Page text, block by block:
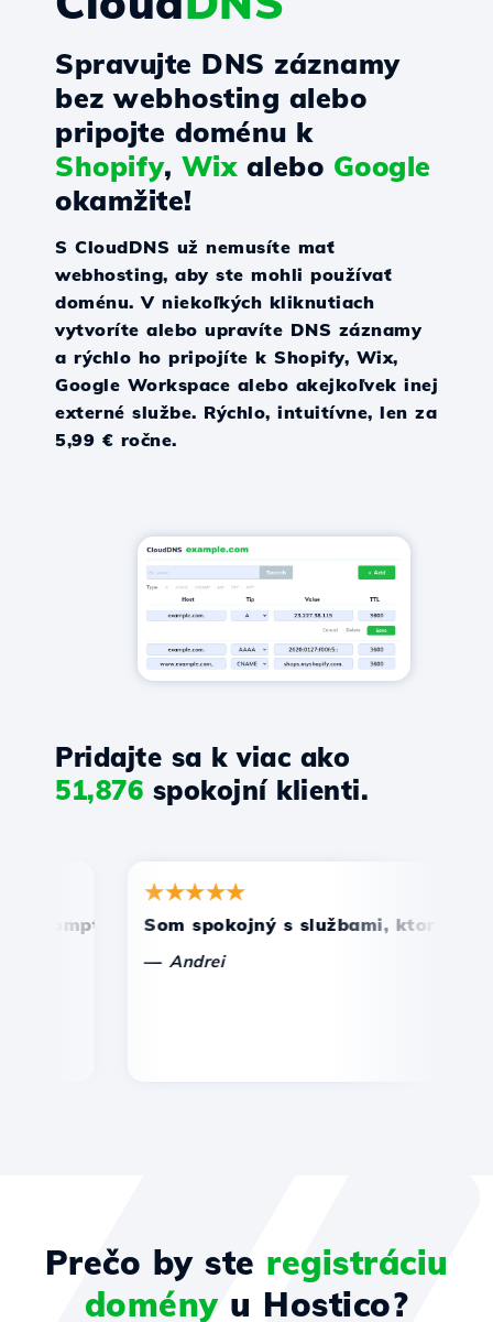
Spravujte DNS záznamy
bez webhosting alebo
pripojte doménu k
Shopify, Wixalebo Google
okamžite!
S CloudDNS už nemusíte mať
webhosting, aby ste mohli používať
doménu. V niekoľkých kliknutiach
vytvoríte alebo upravíte DNS záznamy
a rýchlo ho pripojíte k Shopify, Wix,
Google Workspace alebo akejkoľvek inej
externé službe. Rýchlo, intuitívne, len za
5,99 € ročne.
Pridajte sa k viac ako
51,876 spokojní klienti.
a efektívna technická podpora.
★★★★★
Som spokojný s službami, ktoré
Andrei
Prečo by ste registráciu
doményu Hostico?